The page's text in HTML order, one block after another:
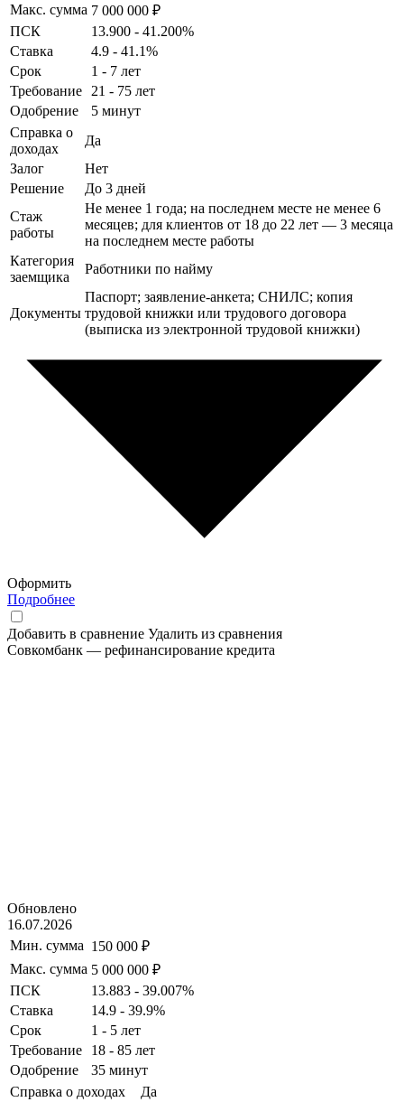
Макс. сумма 7 000 000 ₽
ПСК
13.900 - 41.200%
Ставка
4.9 - 41.1%
Срок
1 - 7 лет
Требование
21 - 75 лет
Одобрение
5 минут
Справка о
доходах
Да
Залог
Нет
Решение
До 3 дней
Стаж
работы
Не менее 1 года; на последнем месте не менее 6
месяцев; для клиентов от 18 до 22 лет — 3 месяца
на последнем месте работы
Категория
заемщика
Работники по найму
Документы
Паспорт; заявление-анкета; СНИЛС; копия
трудовой книжки или трудового договора
(выписка из электронной трудовой книжки)
Оформить
Подробнее
Добавить в сравнение Удалить из сравнения
Совкомбанк — рефинансирование кредита
Обновлено
16.07.2026
Мин. сумма 150 000 ₽
Макс. сумма 5 000 000 ₽
ПСК
13.883 - 39.007%
Ставка
14.9 - 39.9%
Срок
1 - 5 лет
Требование
18 - 85 лет
Одобрение
35 минут
Справка о доходах
Да